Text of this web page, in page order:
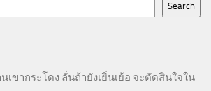
Search
เขากระโดง ลั่นถ้ายังเยิ่นเย้อ จะตัดสินใจใน